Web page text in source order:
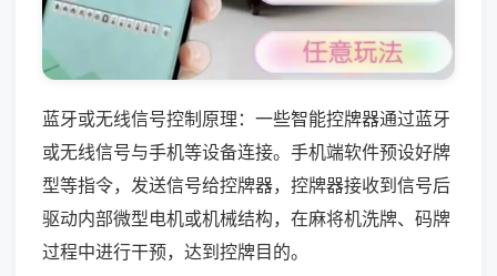
蓝牙或无线信号控制原理：一些智能控牌器通过蓝牙
或无线信号与手机等设备连接。手机端软件预设好牌
型等指令，发送信号给控牌器，控牌器接收到信号后
驱动内部微型电机或机械结构，在麻将机洗牌、码牌
过程中进行干预，达到控牌目的。